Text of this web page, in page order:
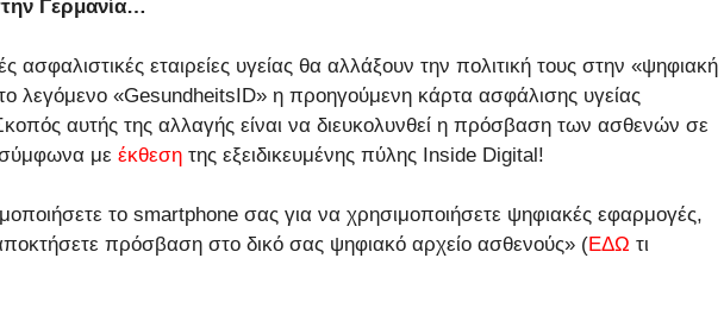
Γερμανία…
ασφαλιστικές εταιρείες υγείας θα αλλάξουν την πολιτική τους στην «ψηφιακή
λεγόμενο «GesundheitsID» η προηγούμενη κάρτα ασφάλισης υγείας
αυτής της αλλαγής είναι να διευκολυνθεί η πρόσβαση των ασθενών σε
σύμφωνα με έκθεσητης εξειδικευμένης πύλης Inside Digital!
το smartphone σας για να χρησιμοποιήσετε ψηφιακές εφαρμογές,
πρόσβαση στο δικό σας ψηφιακό αρχείο ασθενούς» (ΕΔΩ τι